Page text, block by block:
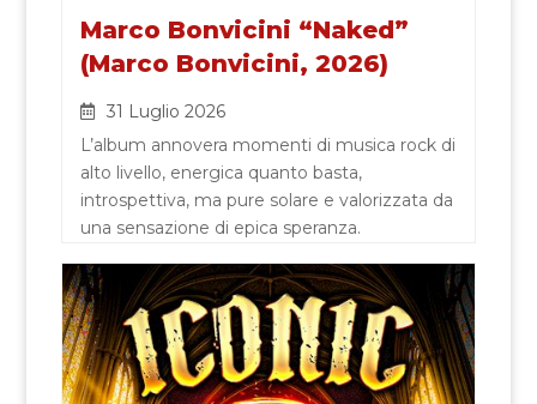
Marco Bonvicini “Naked”
(Marco Bonvicini, 2026)
31 Luglio 2026
L’album annovera momenti di musica rock di
alto livello, energica quanto basta,
introspettiva, ma pure solare e valorizzata da
una sensazione di epica speranza.